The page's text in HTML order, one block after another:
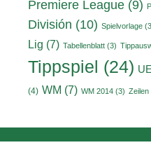
Premiere League (9)
División (10) Spielvorlage
Lig (7) Tabellenblatt (3)
Tippspiel (24)
(4) WM (7) WM 2014 (3) Zeilen